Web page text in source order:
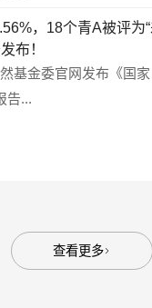
，18个青A被评为
布！
基金委官网发布《国
告...
查看更多